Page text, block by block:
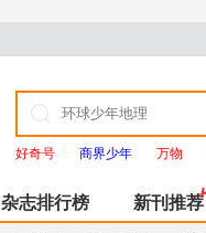
好奇号 商界少年 万物
杂志排行榜 新刊推荐